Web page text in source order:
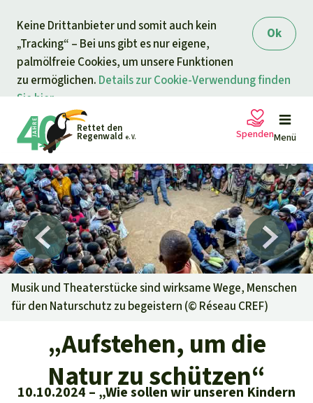
Ok
Keine Drittanbieter und somit auch kein
„Tracking“ – Bei uns gibt es nur eigene,
palmölfreie Cookies, um unsere Funktionen
zu ermöglichen. Details zur Cookie-Verwendung finden
Sie hier.
springen
Rettet den
Regenwald e. V. Menü
Petitionen
Projekte
Informieren
Aktuelles
Erfolge
Alle News
Unsere Themen
Der Regenwald
Regenwald Report
Erfolge
Shop
Spenden
Ihre Spende hilft
Allgemeine Spende
Dringender Spendenaufruf
Regenwald-Urkunden
Fragen & Antworten
Testament
Musik und Theaterstücke sind wirksame Wege, Menschen
für den Naturschutz zu begeistern (© Réseau CREF)
„Aufstehen, um die
Natur zu schützen“
10.10.2024
„Wie sollen wir unseren Kindern